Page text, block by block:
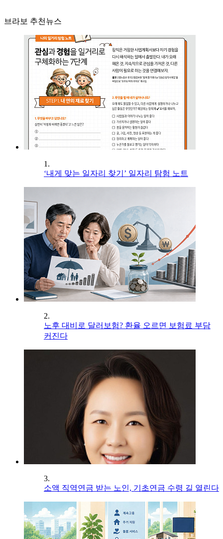
브라보 추천뉴스
1.
‘내게 맞는 일자리 찾기’ 일자리 탐험 노트
2.
노후 대비로 달러보험? 환율 오르면 보험료 부담
커진다
3.
소액 직역연금 받는 노인, 기초연금 수령 길 열린다